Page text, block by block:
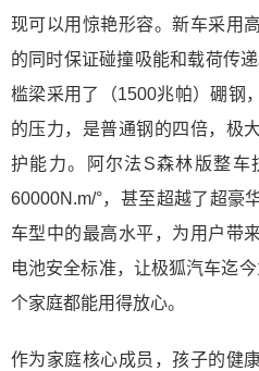
现可以用惊艳形容。新车采用
的同时保证碰撞吸能和载荷传
槛梁采用了（1500兆帕）硼钢
的压力，是普通钢的四倍，极
护能力。阿尔法S森林版整车
60000N.m/°，甚至超越了超豪
车型中的最高水平，为用户带
电池安全标准，让极狐汽车迄
个家庭都能用得放心。
作为家庭核心成员，孩子的健